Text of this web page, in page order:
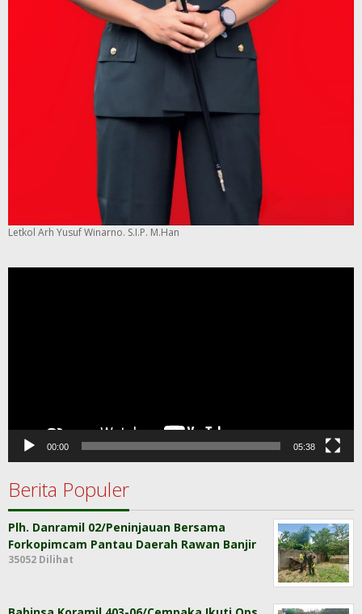
Letkol Arh Yusuf Winarno. S.I.P. M.Han
00:00 05:38
Berita Populer
Plh. Danramil 02/Peninjauan Bersama
Forkopimcam Pantau Daerah Rawan Banjir
35052 Dilihat